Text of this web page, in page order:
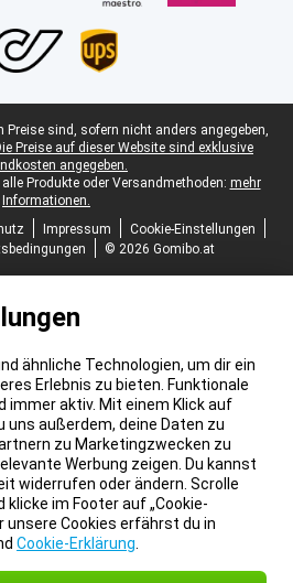
Preise sind, sofern nicht anders angegeben,
Preise auf dieser Website sind exklusive
angegeben.
Produkte oder Versandmethoden: mehr
Informationen.
Impressum
Cookie-Einstellungen
© 2026 Gomibo.at
ähnliche Technologien, um dir ein
Erlebnis zu bieten. Funktionale
immer aktiv. Mit einem Klick auf
uns außerdem, deine Daten zu
zu Marketingzwecken zu
Werbung zeigen. Du kannst
widerrufen oder ändern. Scrolle
im Footer auf „Cookie-
unsere Cookies erfährst du in
Cookie-Erklärung